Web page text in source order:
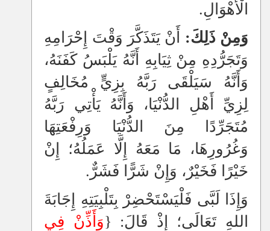
الْأَهْوَالِ.
وَمِنْ ذَلِكَ: أَنْ يَتَذَكَّرَ وَقْتَ إِحْرَامِهِ
وَتَجَرُّدِهِ مِنْ ثِيَابِهِ أَنَّهُ يَلْبَسُ كَفَنَهُ،
وَأَنَّهُ سَيَلْقَى رَبَّهُ بِزِيٍّ مُخَالِفٍ
لِزِيِّ أَهْلِ الدُّنْيَا، وَأَنَّهُ يَأْتِي رَبَّهُ
مُتَجَرِّدًا مِنَ الدُّنْيَا وَرِفْعَتِهَا
وَغُرُورِهَا، مَا مَعَهُ إِلَّا عَمَلُهُ؛ إِنْ
خَيْرًا فَخَيْرٌ، وَإِنْ شَرًّا فَشَرٌّ.
وَإِذَا لَبَّى فَلْيَسْتَحْضِرْ بِتَلْبِيَتِهِ إِجَابَةَ
اللهِ تَعَالَى؛ إِذْ قَالَ: {وَأَذِّنْ فِي